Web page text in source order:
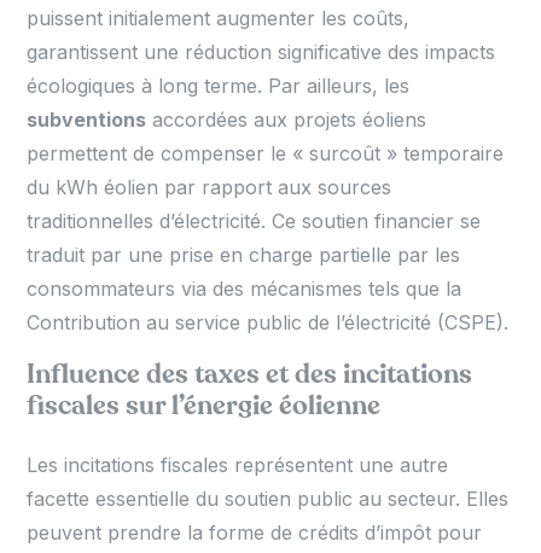
puissent initialement augmenter les coûts,
garantissent une réduction significative des impacts
écologiques à long terme. Par ailleurs, les
subventions accordées aux projets éoliens
permettent de compenser le « surcoût » temporaire
du kWh éolien par rapport aux sources
traditionnelles d’électricité. Ce soutien financier se
traduit par une prise en charge partielle par les
consommateurs via des mécanismes tels que la
Contribution au service public de l’électricité (CSPE).
Influence des taxes et des incitations
fiscales sur l’énergie éolienne
Les incitations fiscales représentent une autre
facette essentielle du soutien public au secteur. Elles
peuvent prendre la forme de crédits d’impôt pour